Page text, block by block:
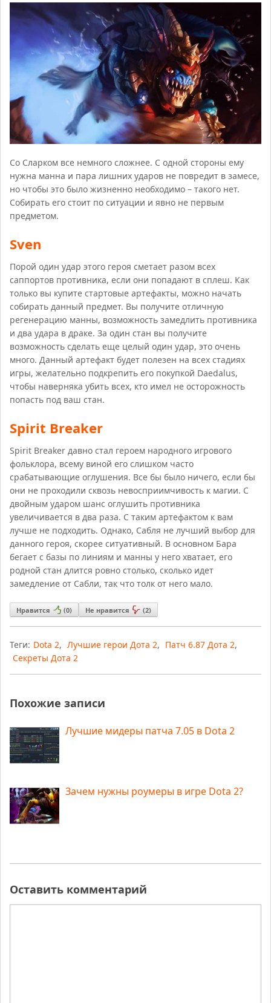
Со Сларком все немного сложнее. С одной стороны ему
нужна манна и пара лишних ударов не повредит в замесе,
но чтобы это было жизненно необходимо – такого нет.
Собирать его стоит по ситуации и явно не первым
предметом.
Sven
Порой один удар этого героя сметает разом всех
саппортов противника, если они попадают в сплеш. Как
только вы купите стартовые артефакты, можно начать
собирать данный предмет. Вы получите отличную
регенерацию манны, возможность замедлить противника
и два удара в драке. За один стан вы получите
возможность сделать еще целый один удар, это очень
много. Данный артефакт будет полезен на всех стадиях
игры, желательно подкрепить его покупкой Daedalus,
чтобы наверняка убить всех, кто имел не осторожность
попасть под ваш стан.
Spirit Breaker
Spirit Breaker давно стал героем народного игрового
фольклора, всему виной его слишком часто
срабатывающие оглушения. Все бы было ничего, если бы
они не проходили сквозь невосприимчивость к магии. С
двойным ударом шанс оглушить противника
увеличивается в два раза. С таким артефактом к вам
лучше не подходить. Однако, Сабля не лучший выбор для
данного героя, скорее ситуативный. В основном Бара
бегает с базы по линиям и манны у него хватает, его
родной стан длится ровно столько, сколько идет
замедление от Сабли, так что толк от него мало.
Нравится (0) Не нравится (2)
Теги: Dota 2, Лучшие герои Дота 2, Патч 6.87 Дота 2,
Секреты Дота 2
Похожие записи
Лучшие мидеры патча 7.05 в Dota 2
Зачем нужны роумеры в игре Dota 2?
Оставить комментарий